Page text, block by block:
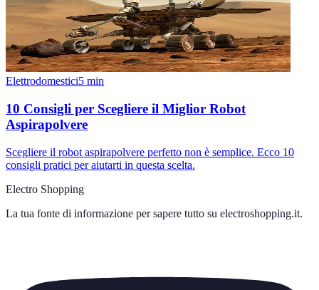
Elettrodomestici5 min
10 Consigli per Scegliere il Miglior Robot
Aspirapolvere
Scegliere il robot aspirapolvere perfetto non è semplice. Ecco 10
consigli pratici per aiutarti in questa scelta.
Electro Shopping
La tua fonte di informazione per sapere tutto su electroshopping.it.